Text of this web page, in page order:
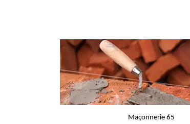
Maçonnerie 65